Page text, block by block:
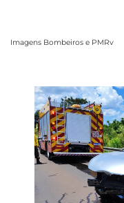
Imagens Bombeiros e PMRv